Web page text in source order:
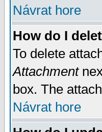
Návrat hore
How do I
To delete
Attachment
box. The
Návrat hore